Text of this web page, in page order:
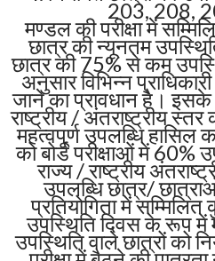
203, 208,
मण्डल की परीक्षा में
छात्र की न्यूनतम
छात्र की 75% से कम
अनुसार विभिन्न
जाने का प्रावधान है। इसके
राष्ट्रीय / अंतराष्ट्रीय
महत्वपूर्ण उपलब्धि हासिल
को बोर्ड परीक्षाओं में 60%
राज्य / राष्ट्रीय
उपलब्धि छात्र/
प्रतियोगिता में
उपस्थिति दिवस के रूप में
उपस्थिति वाले छात्रों को